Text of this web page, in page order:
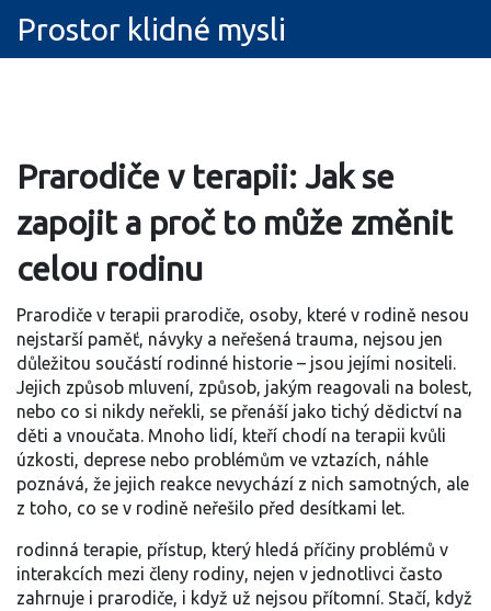
Prostor klidné mysli
Prarodiče v terapii: Jak se
zapojit a proč to může změnit
celou rodinu
Prarodiče v terapii prarodiče, osoby, které v rodině nesou
nejstarší paměť, návyky a neřešená trauma, nejsou jen
důležitou součástí rodinné historie – jsou jejími nositeli.
Jejich způsob mluvení, způsob, jakým reagovali na bolest,
nebo co si nikdy neřekli, se přenáší jako tichý dědictví na
děti a vnoučata. Mnoho lidí, kteří chodí na terapii kvůli
úzkosti, deprese nebo problémům ve vztazích, náhle
poznává, že jejich reakce nevychází z nich samotných, ale
z toho, co se v rodině neřešilo před desítkami let.
rodinná terapie, přístup, který hledá příčiny problémů v
interakcích mezi členy rodiny, nejen v jednotlivci často
zahrnuje i prarodiče, i když už nejsou přítomní. Stačí, když